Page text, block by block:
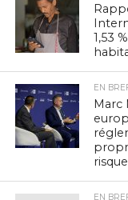
1,53
EN
Marc
EN